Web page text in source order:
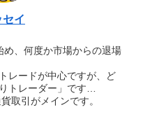
セイ
、何度か市場からの退場
レードが中心ですが、ど
トレーダー」です…
取引がメインです。